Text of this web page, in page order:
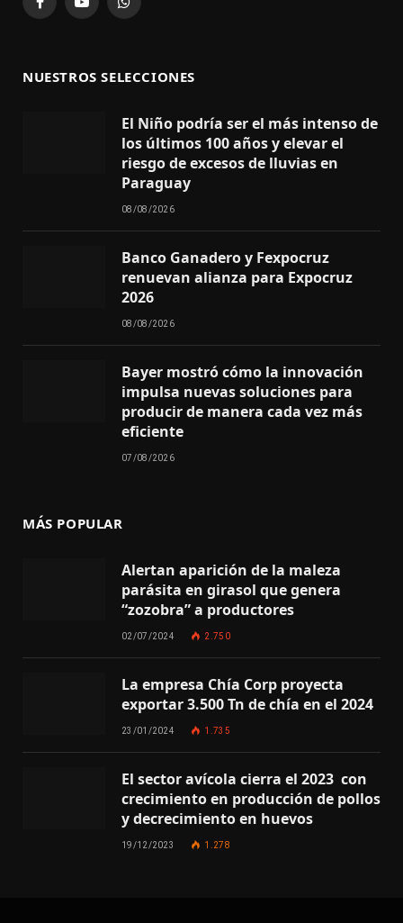
FacebookYouTubeWhatsApp
NUESTROS SELECCIONES
El Niño podría ser el más intenso de
los últimos 100 años y elevar el
riesgo de excesos de lluvias en
Paraguay
08/08/2026
Banco Ganadero y Fexpocruz
renuevan alianza para Expocruz
2026
08/08/2026
Bayer mostró cómo la innovación
impulsa nuevas soluciones para
producir de manera cada vez más
eficiente
07/08/2026
MÁS POPULAR
Alertan aparición de la maleza
parásita en girasol que genera
“zozobra” a productores
02/07/2024 2.750
La empresa Chía Corp proyecta
exportar 3.500 Tn de chía en el 2024
23/01/2024 1.735
El sector avícola cierra el 2023 con
crecimiento en producción de pollos
y decrecimiento en huevos
19/12/2023 1.278